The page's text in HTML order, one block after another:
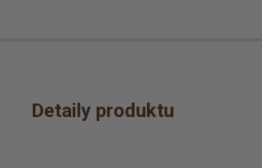
Detaily produktu